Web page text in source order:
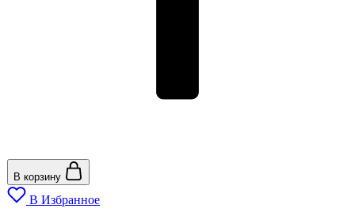
В корзину
В Избранное